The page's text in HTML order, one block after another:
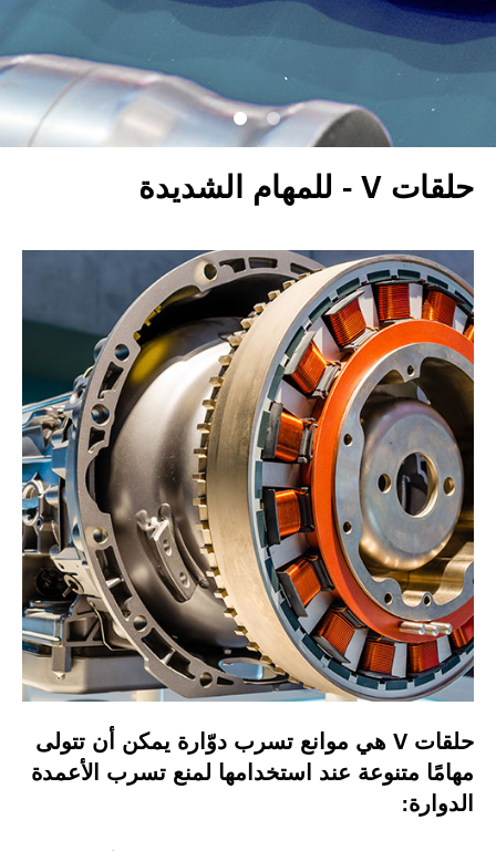
حلقات V - للمهام الشديدة
حلقات V هي موانع تسرب دوّارة يمكن أن تتولى
مهامًا متنوعة عند استخدامها لمنع تسرب الأعمدة
الدوارة: